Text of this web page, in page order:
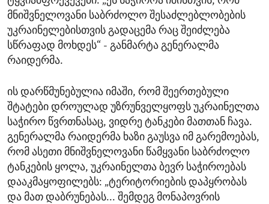
მნიშვნელოვანი საბრძოლო შესაძლებლობების
უკრაინელებისთვის გადაცემა რაც შეიძლება
სწრაფად მოხდეს“ - განმარტა გენერალმა
რაიდერმა.
ის დარწმუნებულია იმაში, რომ შეერთებული
შტატები დროულად უზრუნველყოფს უკრაინელთა
საჭირო წვრთნასაც, ვიდრე ტანკები მათთან ჩავა.
გენერალმა რაიდერმა ხაზი გაუსვა იმ გარემოებას,
რომ ასეთი მნიშვნელოვანი წამყვანი საბრძოლო
ტანკების ყოლა, უკრაინელთა ბევრ საჭიროებას
დააკმაყოფილებს: „ტერიტორიების დაპყრობას
და მათ დაბრუნებას... შემდეგ მონაპოვრის